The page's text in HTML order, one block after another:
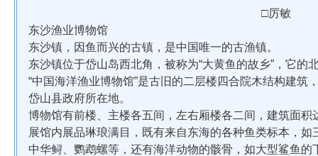
□厉敏
东沙渔业博物馆
东沙镇，因鱼而兴的古镇，是中国唯一的古渔镇。
东沙镇位于岱山岛西北角，被称为“大黄鱼的故乡”，它
“中国海洋渔业博物馆”是古旧的二层楼四合院木结构建筑
岱山县政府所在地。
博物馆有前楼、主楼各五间，左右厢楼各二间，建筑面积
展馆内展品琳琅满目，既有来自东海的各种鱼类标本，
中华鲟、鹦鹉螺等，还有海洋动物的骸骨，如大型鲨鱼